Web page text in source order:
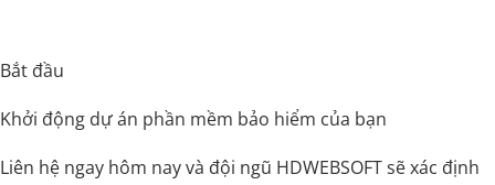
Bắt đầu
Khởi động dự án phần mềm bảo hiểm của bạn
Liên hệ ngay hôm nay và đội ngũ HDWEBSOFT sẽ xác định